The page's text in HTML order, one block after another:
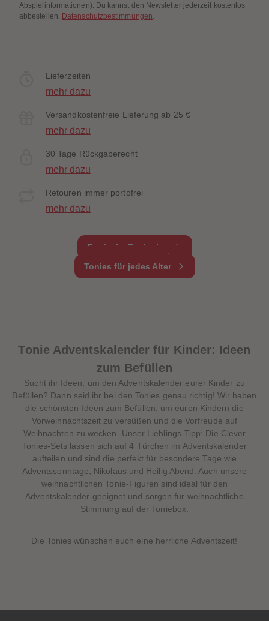
Abspielinformationen). Du kannst den Newsletter jederzeit kostenlos
abbestellen. Datenschutzbestimmungen
Lieferzeiten
mehr dazu
Versandkostenfreie Lieferung ab 25 €
mehr dazu
30 Tage Rückgaberecht
mehr dazu
Retouren immer portofrei
mehr dazu
Entdecke Tonieplay
Jetzt entdecken
Tonies für jedes Alter
Tonie Adventskalender für Kinder: Ideen
zum Befüllen
Sucht ihr Ideen, um den Adventskalender eurer Kinder zu
Befüllen? Dann seid ihr bei den Tonies genau richtig! Wir haben
die schönsten Ideen zum Befüllen, um euren Kindern die
Vorweihnachtszeit zu versüßen und die Vorfreude auf
Weihnachten zu wecken. Unser Lieblings-Tipp: Die Clever
Tonies-Sets lassen sich auf 4 Türchen im Adventskalender
aufteilen und sind die perfekt für besondere Tage wie
Adventssonntage, Nikolaus und Heilig Abend. Auch unsere
weihnachtlichen Tonie-Figuren sind ideal für den
Adventskalender geeignet und sorgen für weihnachtliche
Stimmung auf der Toniebox.
Die Tonies wünschen euch eine herrliche Adventszeit!